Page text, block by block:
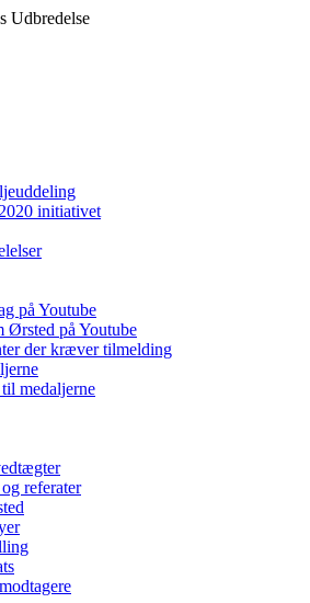
Udbredelse
initiativet
på Youtube
Ørsted på Youtube
der kræver tilmelding
medaljerne
referater